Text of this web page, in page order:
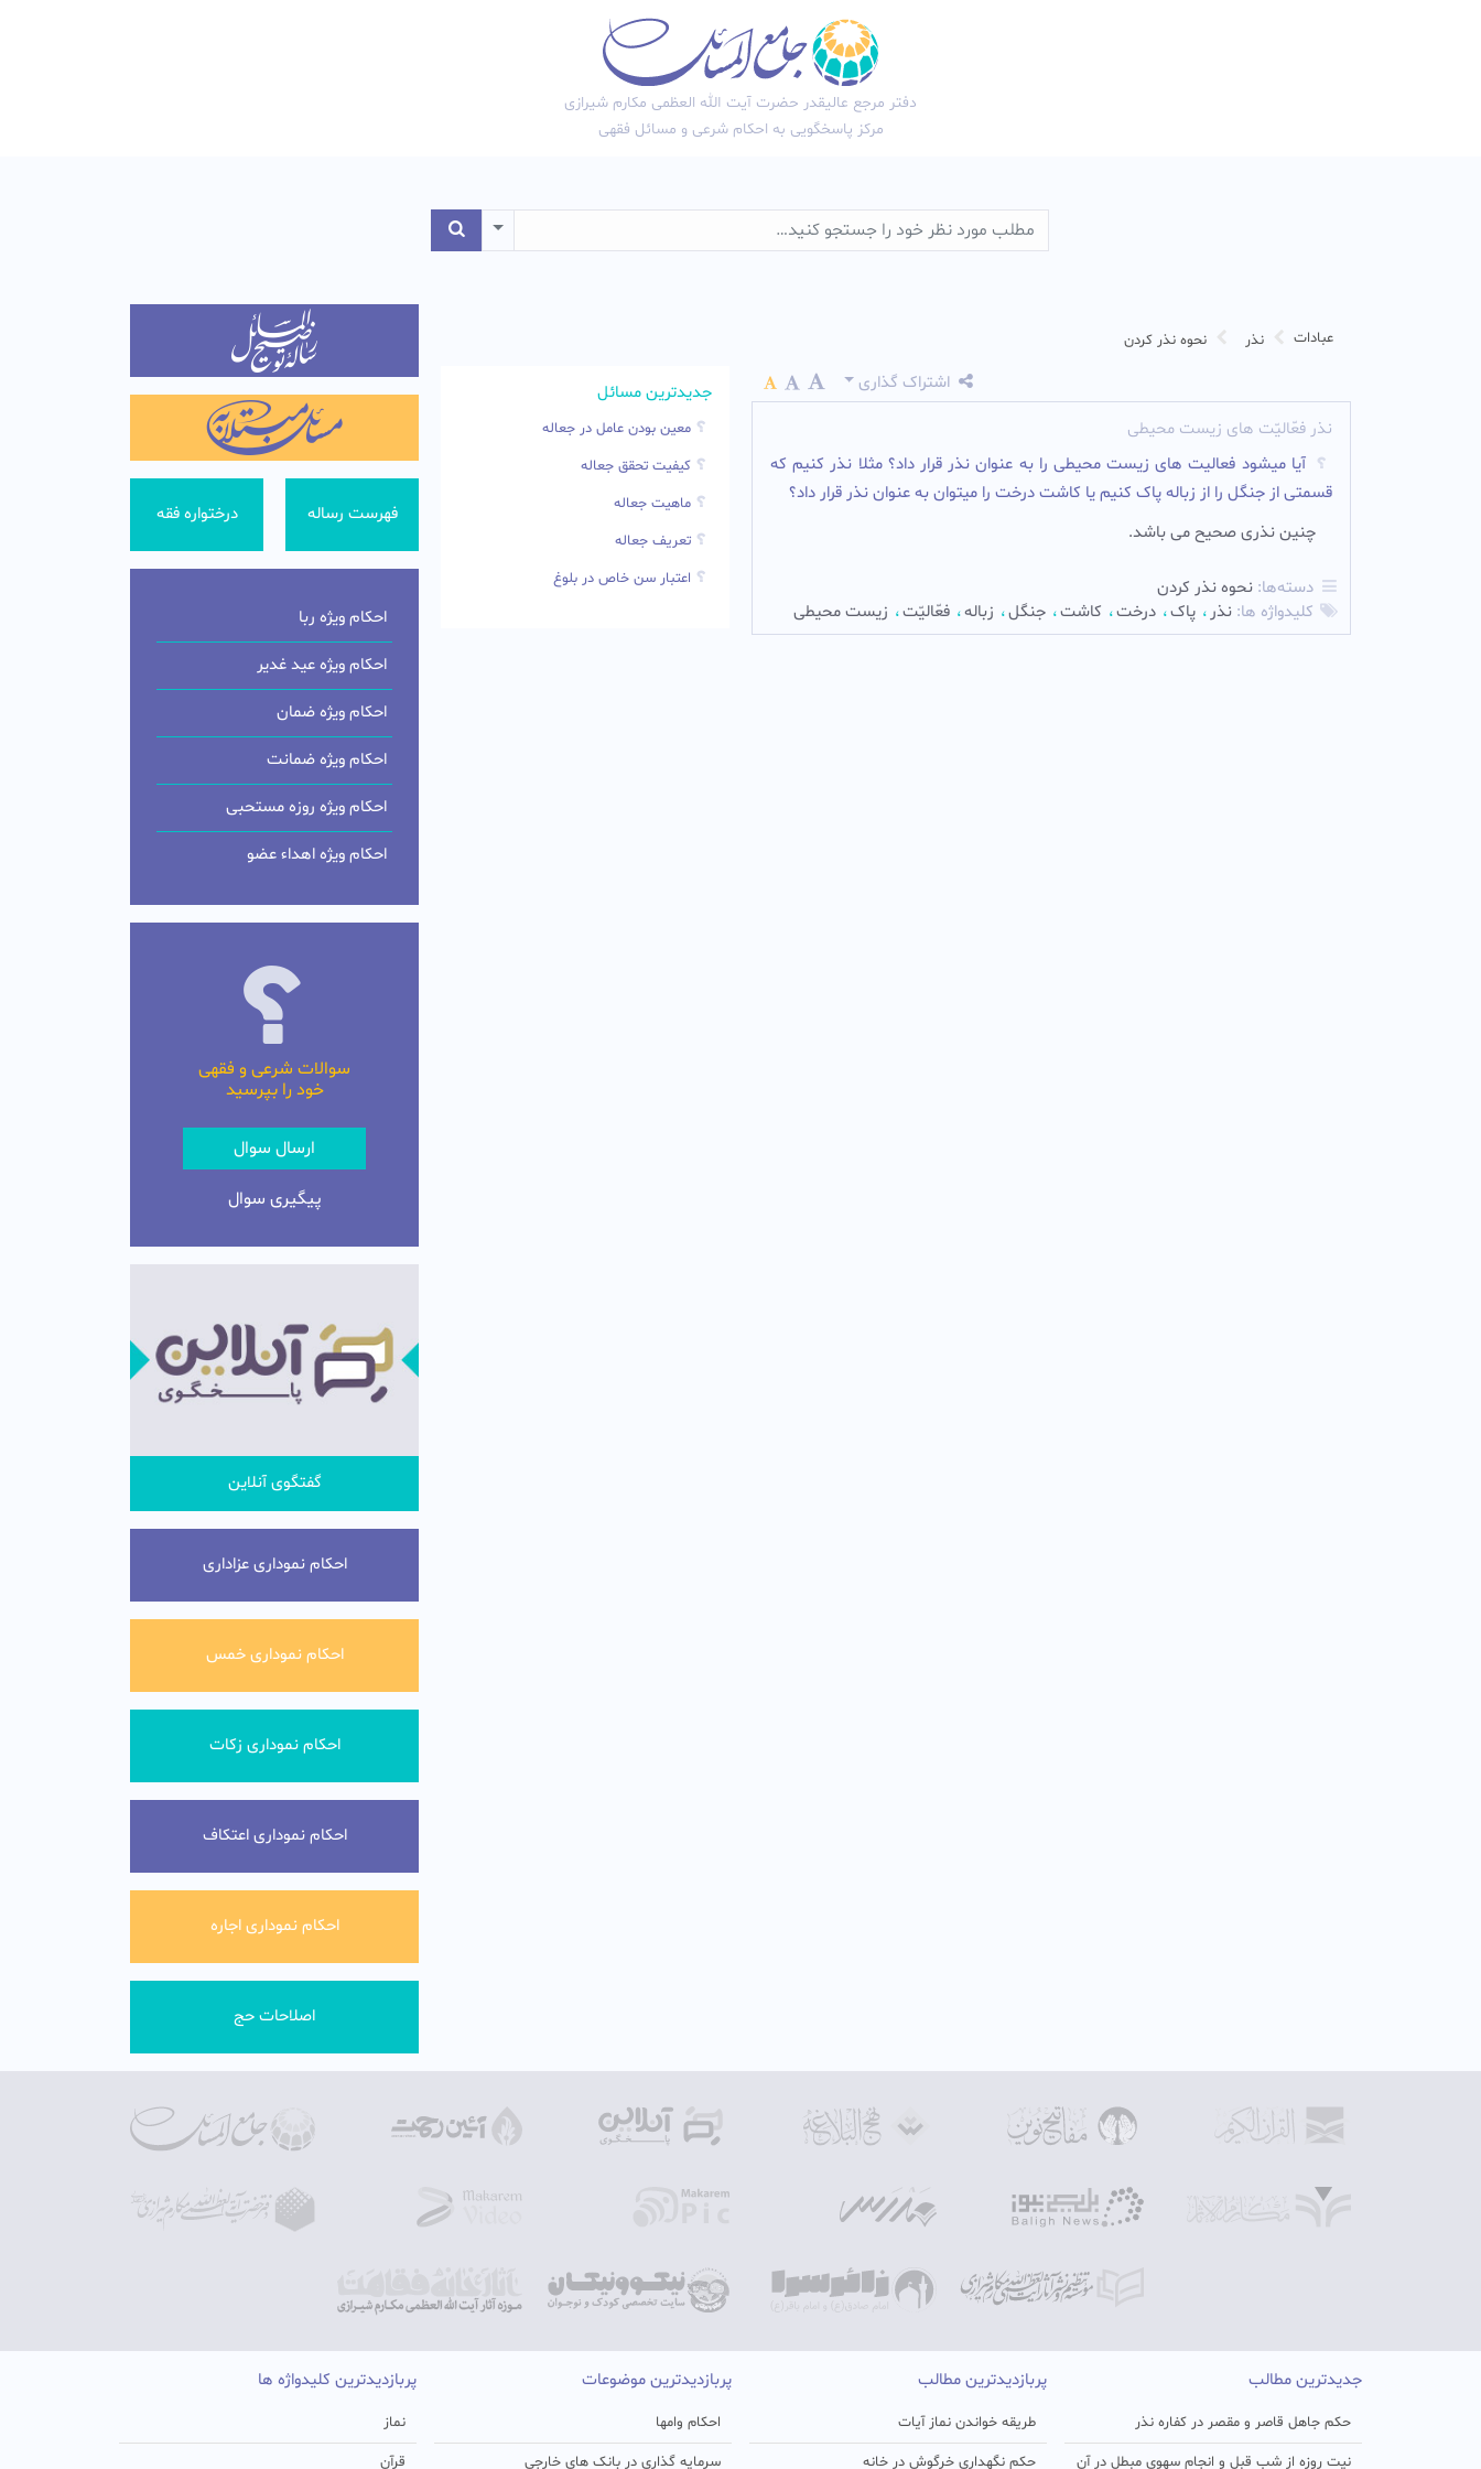
دفتر مرجع عالیقدر حضرت آیت الله العظمی مکارم شیرازی
مرکز پاسخگویی به احکام شرعی و مسائل فقهی
Toggle Dropdown
عبادات نذر نحوه نذر کردن
اشتراک گذاری
نذر فعّالیّت های زیست محیطی
آیا میشود فعالیت های زیست محیطی را به عنوان نذر قرار داد؟ مثلا نذر کنیم که
قسمتی از جنگل را از زباله پاک کنیم یا کاشت درخت را میتوان به عنوان نذر قرار داد؟
چنین نذری صحیح می باشد.‌
دسته‌ها: نحوه نذر کردن
کلیدواژه ها: نذر پاک درخت کاشت جنگل زباله فعّالیّت زیست محیطی
جدیدترین مسائل
معین بودن عامل در جعاله
کیفیت تحقق جعاله
ماهیت جعاله
تعریف جعاله
اعتبار سن خاص در بلوغ
فهرست رساله درختواره فقه
احکام ویژه ربا
احکام ویژه عید غدیر
احکام ویژه ضمان
احکام ویژه ضمانت
احکام ویژه روزه مستحبی
احکام ویژه اهداء عضو
سوالات شرعی و فقهی
خود را بپرسید
ارسال سوال
پیگیری سوال
گفتگوی آنلاین
احکام نموداری عزاداری
احکام نموداری خمس
احکام نموداری زکات
احکام نموداری اعتکاف
احکام نموداری اجاره
اصلاحات حج
جدیدترین مطالب
حکم جاهل قاصر و مقصر در کفاره نذر
نیت روزه از شب قبل و انجام سهوی مبطل در آن
پربازدیدترین مطالب
طریقه خواندن نماز آیات
حکم نگهداری خرگوش در خانه
پربازدیدترین موضوعات
احکام وامها
سرمایه گذاری در بانک های خارجی
پربازدیدترین کلیدواژه ها
نماز
قرآن